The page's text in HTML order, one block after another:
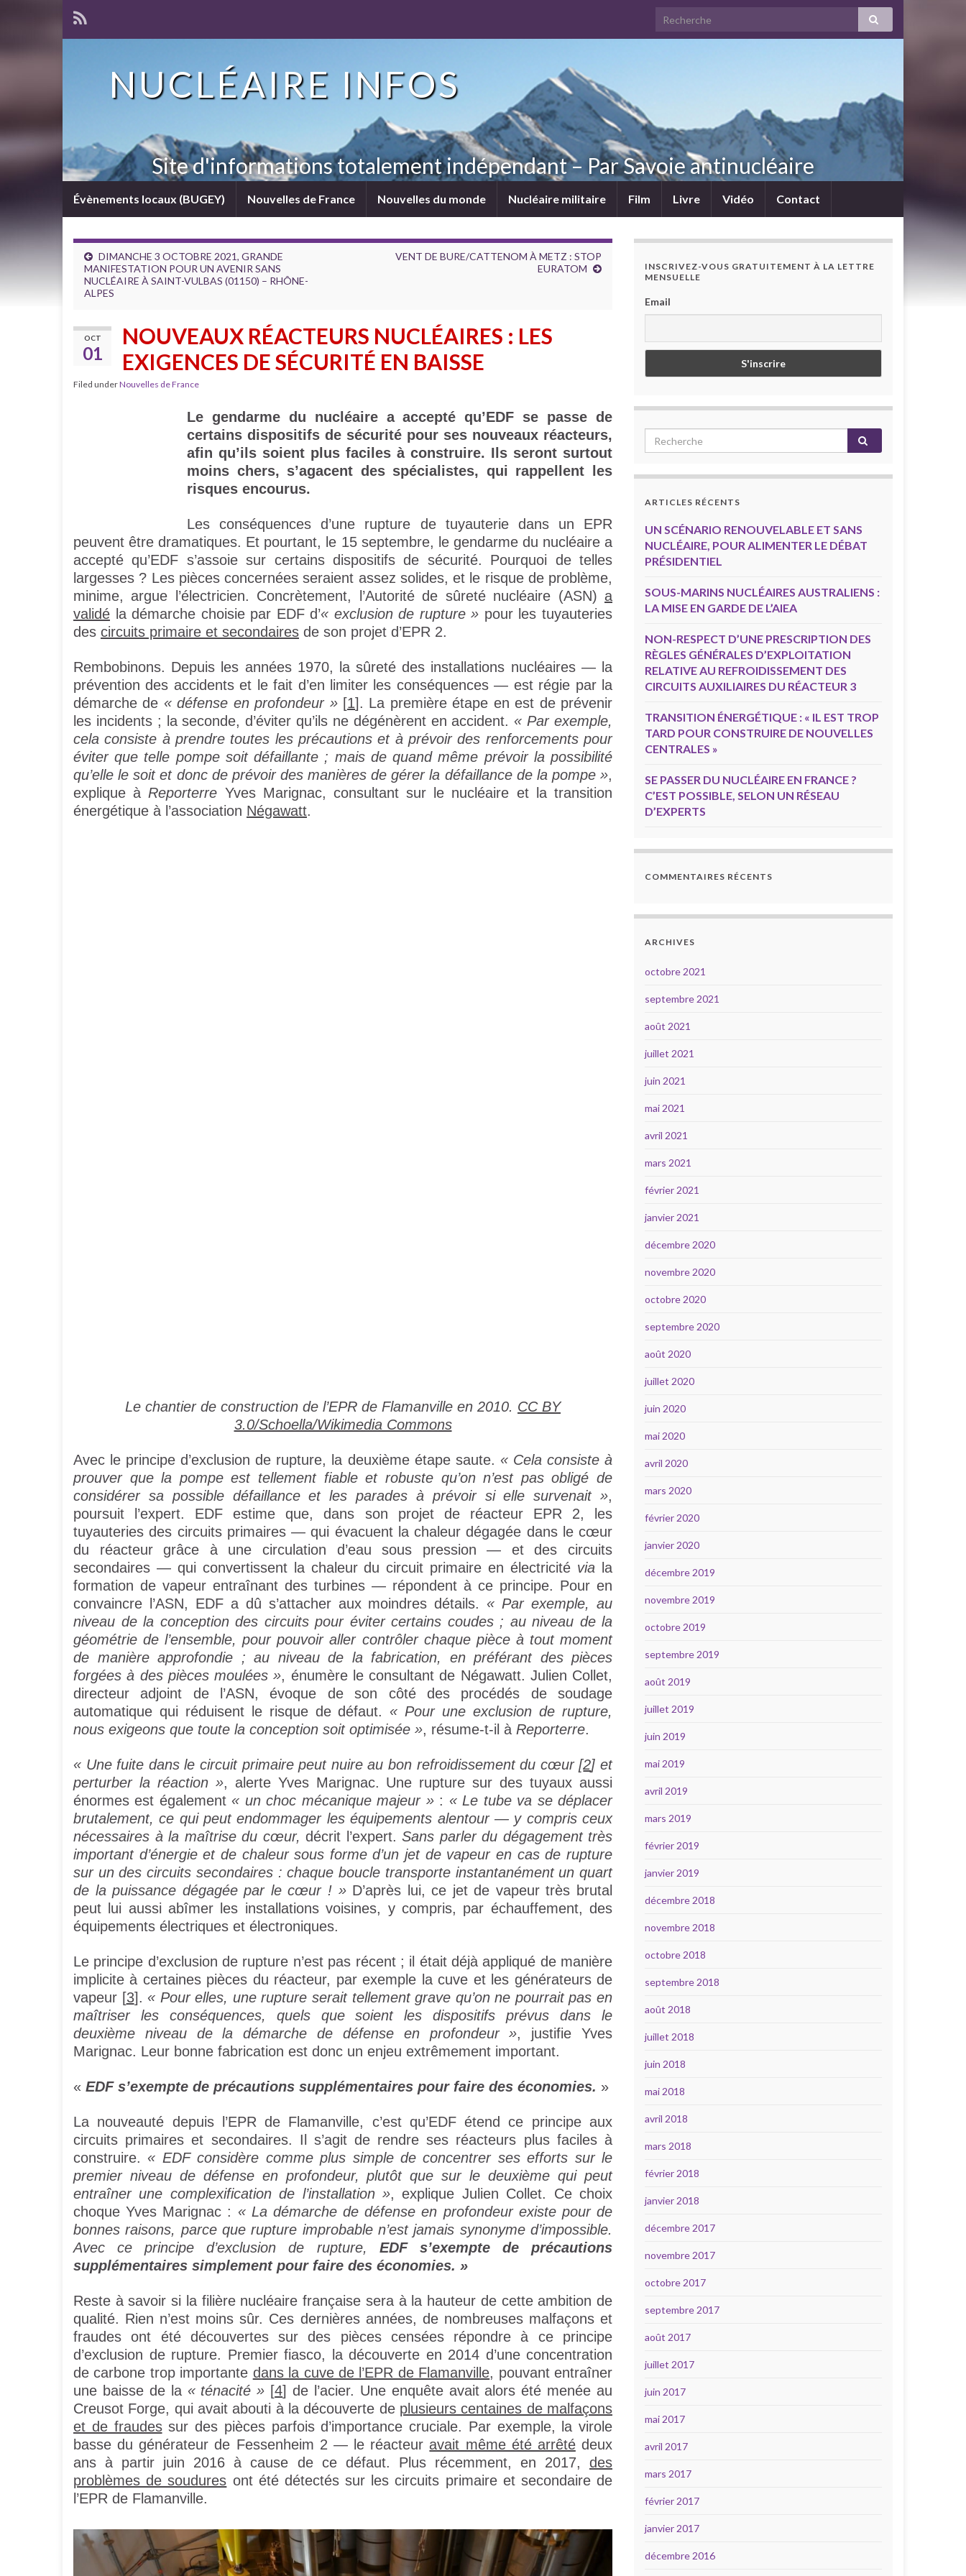
NUCLÉAIRE INFOS
Site d'informations totalement indépendant – Par Savoie antinucléaire
Évènements locaux (BUGEY) Nouvelles de France Nouvelles du monde Nucléaire militaire Film Livre Vidéo Contact
DIMANCHE 3 OCTOBRE 2021, GRANDE
MANIFESTATION POUR UN AVENIR SANS
NUCLÉAIRE À SAINT-VULBAS (01150) – RHÔNE-
ALPES
VENT DE BURE/CATTENOM À METZ : STOP
EURATOM
OCT
01
NOUVEAUX RÉACTEURS NUCLÉAIRES : LES
EXIGENCES DE SÉCURITÉ EN BAISSE
Filed underNouvelles de France
Le gendarme du nucléaire a accepté qu’EDF se passe de
certains dispositifs de sécurité pour ses nouveaux réacteurs,
afin qu’ils soient plus faciles à construire. Ils seront surtout
moins chers, s’agacent des spécialistes, qui rappellent les
risques encourus.
Les conséquences d’une rupture de tuyauterie dans un EPR
peuvent être dramatiques. Et pourtant, le 15 septembre, le gendarme du nucléaire a
accepté qu’EDF s’assoie sur certains dispositifs de sécurité. Pourquoi de telles
largesses ? Les pièces concernées seraient assez solides, et le risque de problème,
minime, argue l’électricien. Concrètement, l’Autorité de sûreté nucléaire (ASN) a
validé la démarche choisie par EDF d’« exclusion de rupture » pour les tuyauteries
des circuits primaire et secondaires de son projet d’EPR 2.
Rembobinons. Depuis les années 1970, la sûreté des installations nucléaires — la
prévention des accidents et le fait d’en limiter les conséquences — est régie par la
démarche de « défense en profondeur »[1]. La première étape en est de prévenir
les incidents ; la seconde, d’éviter qu’ils ne dégénèrent en accident. « Par exemple,
cela consiste à prendre toutes les précautions et à prévoir des renforcements pour
éviter que telle pompe soit défaillante ; mais de quand même prévoir la possibilité
qu’elle le soit et donc de prévoir des manières de gérer la défaillance de la pompe »,
explique à Reporterre Yves Marignac, consultant sur le nucléaire et la transition
énergétique à l’association Négawatt.
Le chantier de construction de l’EPR de Flamanville en 2010. CC BY
3.0/Schoella/Wikimedia Commons
Avec le principe d’exclusion de rupture, la deuxième étape saute. « Cela consiste à
prouver que la pompe est tellement fiable et robuste qu’on n’est pas obligé de
considérer sa possible défaillance et les parades à prévoir si elle survenait »,
poursuit l’expert. EDF estime que, dans son projet de réacteur EPR 2, les
tuyauteries des circuits primaires — qui évacuent la chaleur dégagée dans le cœur
du réacteur grâce à une circulation d’eau sous pression — et des circuits
secondaires — qui convertissent la chaleur du circuit primaire en électricité via la
formation de vapeur entraînant des turbines — répondent à ce principe. Pour en
convaincre l’ASN, EDF a dû s’attacher aux moindres détails. « Par exemple, au
niveau de la conception des circuits pour éviter certains coudes ; au niveau de la
géométrie de l’ensemble, pour pouvoir aller contrôler chaque pièce à tout moment
de manière approfondie ; au niveau de la fabrication, en préférant des pièces
forgées à des pièces moulées », énumère le consultant de Négawatt. Julien Collet,
directeur adjoint de l’ASN, évoque de son côté des procédés de soudage
automatique qui réduisent le risque de défaut. « Pour une exclusion de rupture,
nous exigeons que toute la conception soit optimisée », résume-t-il à Reporterre.
« Une fuite dans le circuit primaire peut nuire au bon refroidissement du cœur [2] et
perturber la réaction », alerte Yves Marignac. Une rupture sur des tuyaux aussi
énormes est également « un choc mécanique majeur »: « Le tube va se déplacer
brutalement, ce qui peut endommager les équipements alentour — y compris ceux
nécessaires à la maîtrise du cœur, décrit l’expert. Sans parler du dégagement très
important d’énergie et de chaleur sous forme d’un jet de vapeur en cas de rupture
sur un des circuits secondaires : chaque boucle transporte instantanément un quart
de la puissance dégagée par le cœur ! »D’après lui, ce jet de vapeur très brutal
peut lui aussi abîmer les installations voisines, y compris, par échauffement, des
équipements électriques et électroniques.
Le principe d’exclusion de rupture n’est pas récent ; il était déjà appliqué de manière
implicite à certaines pièces du réacteur, par exemple la cuve et les générateurs de
vapeur [3]. « Pour elles, une rupture serait tellement grave qu’on ne pourrait pas en
maîtriser les conséquences, quels que soient les dispositifs prévus dans le
deuxième niveau de la démarche de défense en profondeur », justifie Yves
Marignac. Leur bonne fabrication est donc un enjeu extrêmement important.
« EDF s’exempte de précautions supplémentaires pour faire des économies. »
La nouveauté depuis l’EPR de Flamanville, c’est qu’EDF étend ce principe aux
circuits primaires et secondaires. Il s’agit de rendre ses réacteurs plus faciles à
construire. « EDF considère comme plus simple de concentrer ses efforts sur le
premier niveau de défense en profondeur, plutôt que sur le deuxième qui peut
entraîner une complexification de l’installation », explique Julien Collet. Ce choix
choque Yves Marignac : « La démarche de défense en profondeur existe pour de
bonnes raisons, parce que rupture improbable n’est jamais synonyme d’impossible.
Avec ce principe d’exclusion de rupture, EDF s’exempte de précautions
supplémentaires simplement pour faire des économies. »
Reste à savoir si la filière nucléaire française sera à la hauteur de cette ambition de
qualité. Rien n’est moins sûr. Ces dernières années, de nombreuses malfaçons et
fraudes ont été découvertes sur des pièces censées répondre à ce principe
d’exclusion de rupture. Premier fiasco, la découverte en 2014 d’une concentration
de carbone trop importante dans la cuve de l’EPR de Flamanville, pouvant entraîner
une baisse de la « ténacité » [4] de l’acier. Une enquête avait alors été menée au
Creusot Forge, qui avait abouti à la découverte de plusieurs centaines de malfaçons
et de fraudessur des pièces parfois d’importance cruciale. Par exemple, la virole
basse du générateur de Fessenheim 2 — le réacteuravait même été arrêtédeux
ans à partir juin 2016 à cause de ce défaut. Plus récemment, en 2017, des
problèmes de soudures ont été détectés sur les circuits primaire et secondaire de
l’EPR de Flamanville.
INSCRIVEZ-VOUS GRATUITEMENT À LA LETTRE
MENSUELLE
Email
ARTICLES RÉCENTS
UN SCÉNARIO RENOUVELABLE ET SANS
NUCLÉAIRE, POUR ALIMENTER LE DÉBAT
PRÉSIDENTIEL
SOUS-MARINS NUCLÉAIRES AUSTRALIENS :
LA MISE EN GARDE DE L’AIEA
NON-RESPECT D’UNE PRESCRIPTION DES
RÈGLES GÉNÉRALES D’EXPLOITATION
RELATIVE AU REFROIDISSEMENT DES
CIRCUITS AUXILIAIRES DU RÉACTEUR 3
TRANSITION ÉNERGÉTIQUE : « IL EST TROP
TARD POUR CONSTRUIRE DE NOUVELLES
CENTRALES »
SE PASSER DU NUCLÉAIRE EN FRANCE ?
C’EST POSSIBLE, SELON UN RÉSEAU
D’EXPERTS
COMMENTAIRES RÉCENTS
ARCHIVES
octobre 2021
septembre 2021
août 2021
juillet 2021
juin 2021
mai 2021
avril 2021
mars 2021
février 2021
janvier 2021
décembre 2020
novembre 2020
octobre 2020
septembre 2020
août 2020
juillet 2020
juin 2020
mai 2020
avril 2020
mars 2020
février 2020
janvier 2020
décembre 2019
novembre 2019
octobre 2019
septembre 2019
août 2019
juillet 2019
juin 2019
mai 2019
avril 2019
mars 2019
février 2019
janvier 2019
décembre 2018
novembre 2018
octobre 2018
septembre 2018
août 2018
juillet 2018
juin 2018
mai 2018
avril 2018
mars 2018
février 2018
janvier 2018
décembre 2017
novembre 2017
octobre 2017
septembre 2017
août 2017
juillet 2017
juin 2017
mai 2017
avril 2017
mars 2017
février 2017
janvier 2017
décembre 2016